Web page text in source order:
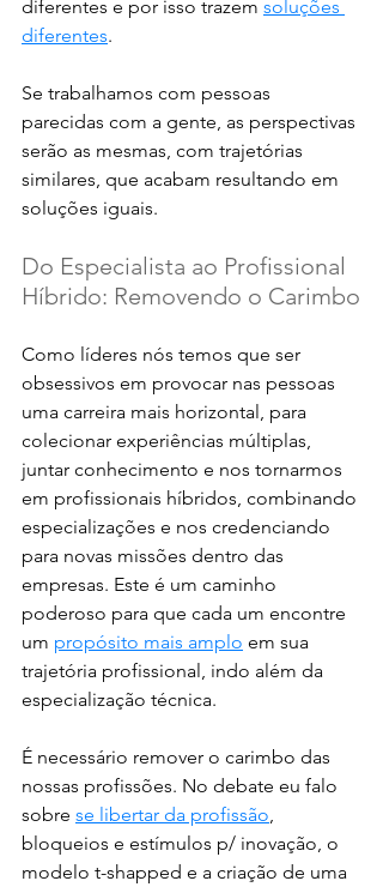
diferentes e por isso trazem soluções
diferentes.
Se trabalhamos com pessoas
parecidas com a gente, as perspectivas
serão as mesmas, com trajetórias
similares, que acabam resultando em
soluções iguais.
Do Especialista ao Profissional
Híbrido: Removendo o Carimbo
Como líderes nós temos que ser
obsessivos em provocar nas pessoas
uma carreira mais horizontal, para
colecionar experiências múltiplas,
juntar conhecimento e nos tornarmos
em profissionais híbridos, combinando
especializações e nos credenciando
para novas missões dentro das
empresas. Este é um caminho
poderoso para que cada um encontre
um propósito mais amplo em sua
trajetória profissional, indo além da
especialização técnica.
É necessário remover o carimbo das
nossas profissões. No debate eu falo
sobre se libertar da profissão
bloqueios e estímulos p/ inovação, o
modelo t-shapped e a criação de uma